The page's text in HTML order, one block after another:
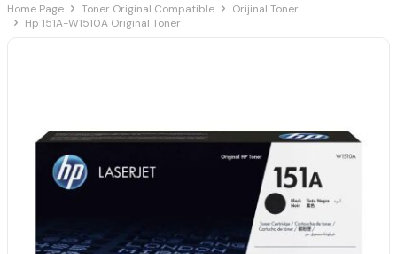
Home Page Toner Original Compatible
Orijinal Toner
Hp 151A-W1510A Original Toner